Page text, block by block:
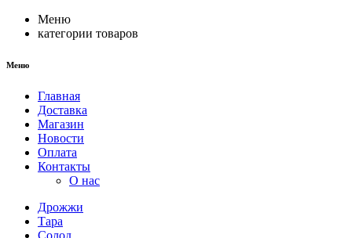
Меню
категории товаров
Меню
Главная
Доставка
Магазин
Новости
Оплата
Контакты
О нас
Дрожжи
Тара
Солод